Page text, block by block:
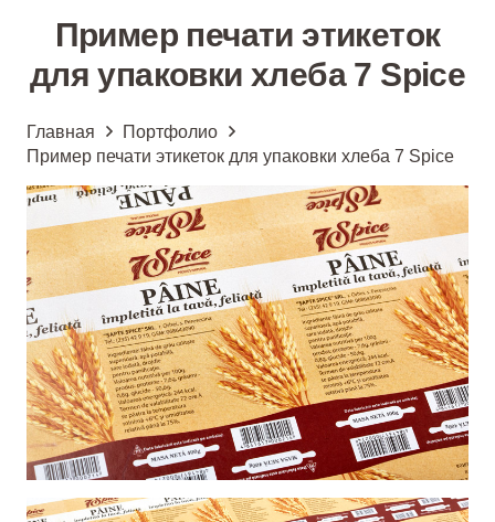
Пример печати этикеток
для упаковки хлеба 7 Spice
Главная
Портфолио
Пример печати этикеток для упаковки хлеба 7 Spice